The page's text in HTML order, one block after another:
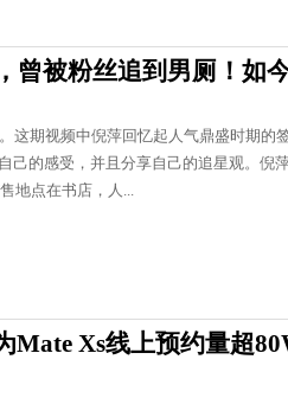
曾被粉丝追到男厕！如
这期视频中倪萍回忆起人气鼎盛时期的
己的感受，并且分享自己的追星观。倪
地点在书店，人...
Mate Xs线上预约量超